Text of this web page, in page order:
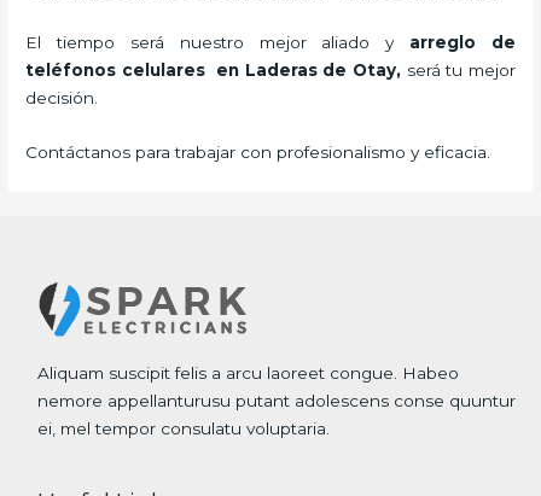
El tiempo será nuestro mejor aliado y arreglo de
teléfonos celularesen Laderas de Otay, será tu mejor
decisión.
Contáctanos para trabajar con profesionalismo y eficacia.
Aliquam suscipit felis a arcu laoreet congue. Habeo
nemore appellanturusu putant adolescens conse quuntur
ei, mel tempor consulatu voluptaria.